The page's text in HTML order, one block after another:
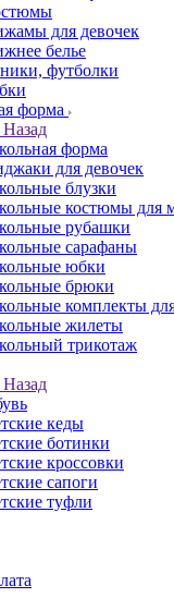
для девочек
белье
футболки
форма
Назад
форма
для девочек
блузки
костюмы для
рубашки
сарафаны
юбки
брюки
комплекты
жилеты
трикотаж
Назад
кеды
ботинки
кроссовки
сапоги
туфли